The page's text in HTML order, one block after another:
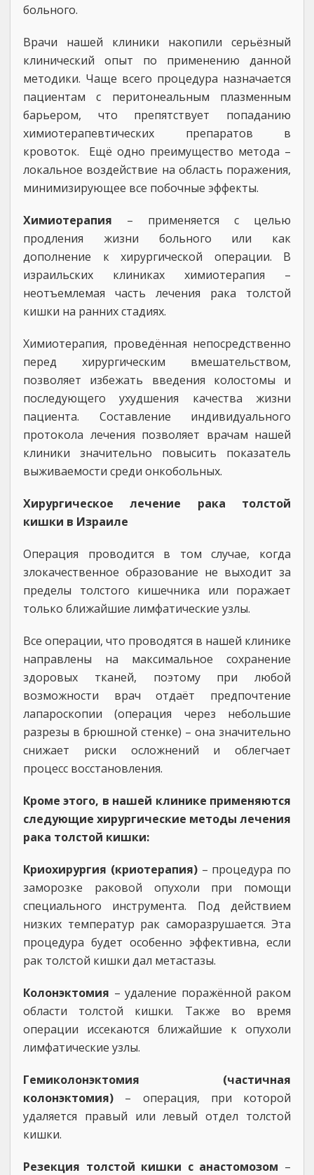
больного.
Врачи нашей клиники накопили серьёзный
клинический опыт по применению данной
методики. Чаще всего процедура назначается
пациентам с перитонеальным плазменным
барьером, что препятствует попаданию
химиотерапевтических препаратов в
кровоток. Ещё одно преимущество метода –
локальное воздействие на область поражения,
минимизирующее все побочные эффекты.
Химиотерапия – применяется с целью
продления жизни больного или как
дополнение к хирургической операции. В
израильских клиниках химиотерапия –
неотъемлемая часть лечения рака толстой
кишки на ранних стадиях.
Химиотерапия, проведённая непосредственно
перед хирургическим вмешательством,
позволяет избежать введения колостомы и
последующего ухудшения качества жизни
пациента. Составление индивидуального
протокола лечения позволяет врачам нашей
клиники значительно повысить показатель
выживаемости среди онкобольных.
Хирургическое лечение рака толстой
кишки в Израиле
Операция проводится в том случае, когда
злокачественное образование не выходит за
пределы толстого кишечника или поражает
только ближайшие лимфатические узлы.
Все операции, что проводятся в нашей клинике
направлены на максимальное сохранение
здоровых тканей, поэтому при любой
возможности врач отдаёт предпочтение
лапароскопии (операция через небольшие
разрезы в брюшной стенке) – она значительно
снижает риски осложнений и облегчает
процесс восстановления.
Кроме этого, в нашей клинике применяются
следующие хирургические методы лечения
рака толстой кишки:
Криохирургия (криотерапия)– процедура по
заморозке раковой опухоли при помощи
специального инструмента. Под действием
низких температур рак саморазрушается. Эта
процедура будет особенно эффективна, если
рак толстой кишки дал метастазы.
Колонэктомия – удаление поражённой раком
области толстой кишки. Также во время
операции иссекаются ближайшие к опухоли
лимфатические узлы.
Гемиколонэктомия (частичная
колонэктомия) – операция, при которой
удаляется правый или левый отдел толстой
кишки.
Резекция толстой кишки с анастомозом –